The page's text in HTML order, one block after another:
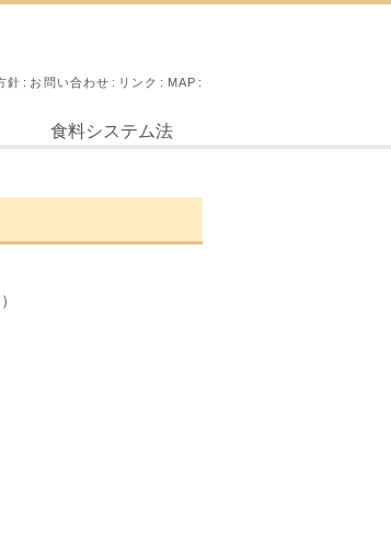
針 お問い合わせ リンク MAP
食料システム法